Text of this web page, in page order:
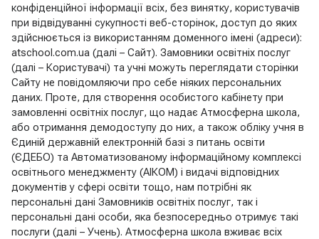
конфіденційної інформації всіх, без винятку, користувачів
при відвідуванні сукупності веб-сторінок, доступ до яких
здійснюється із використанням доменного імені (адреси):
atschool.com.ua (далі – Сайт). Замовники освітніх послуг
(далі – Користувачі) та учні можуть переглядати сторінки
Сайту не повідомляючи про себе ніяких персональних
даних. Проте, для створення особистого кабінету при
замовленні освітніх послуг, що надає Атмосферна школа,
або отримання демодоступу до них, а також обліку учня в
Єдиній державній електронній базі з питань освіти
(ЄДЕБО) та Автоматизованому інформаційному комплексі
освітнього менеджменту (АІКОМ) і видачі відповідних
документів у сфері освіти тощо, нам потрібні як
персональні дані Замовників освітніх послуг, так і
персональні дані особи, яка безпосередньо отримує такі
послуги (далі – Учень). Атмосферна школа вживає всіх